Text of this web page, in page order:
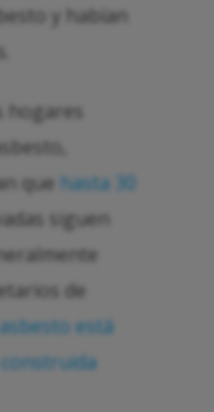
y habían
hogares
que hasta 30
siguen
de
está